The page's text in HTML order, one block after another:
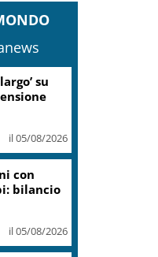
su
il 05/08/2026
con
bilancio
il 05/08/2026